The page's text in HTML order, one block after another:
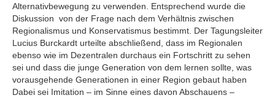
Alternativbewegung zu verwenden. Entsprechend wurde die
Diskussion von der Frage nach dem Verhältnis zwischen
Regionalismus und Konservatismus bestimmt. Der Tagungsleiter
Lucius Burckardt urteilte abschließend, dass im Regionalen
ebenso wie im Dezentralen durchaus ein Fortschritt zu sehen
sei und dass die junge Generation von dem lernen sollte, was
vorausgehende Generationen in einer Region gebaut haben
Dabei sei Imitation – im Sinne eines davon Abschauens –